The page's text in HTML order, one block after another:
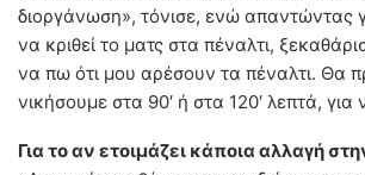
διοργάνωση», τόνισε, ενώ απαντώντας
να κριθεί το ματς στα πέναλτι,
να πω ότι μου αρέσουν τα πέναλτι. Θα
νικήσουμε στα 90′ ή στα 120′ λεπτά, για
Για το αν ετοιμάζει κάποια αλλαγή